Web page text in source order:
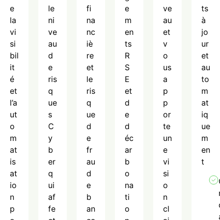
e
la
vi
si
bil
it
é
et
l’a
ut
o
m
at
is
at
io
n
p
le
ni
ve
au
d
e
ris
q
ue
s
C
y
b
er
q
ui
af
fe
fi
na
nc
iè
re
et
le
ris
q
ue
d
e
fr
au
d
e
b
an
e
m
en
ts
R
S
E
et
d
e
d
éc
ar
b
o
na
ti
o
ve
au
et
v
o
us
a
p
p
or
te
un
e
vi
si
o
n
cl
ts
à
jo
ur
et
au
to
m
at
iq
ue
m
en
t